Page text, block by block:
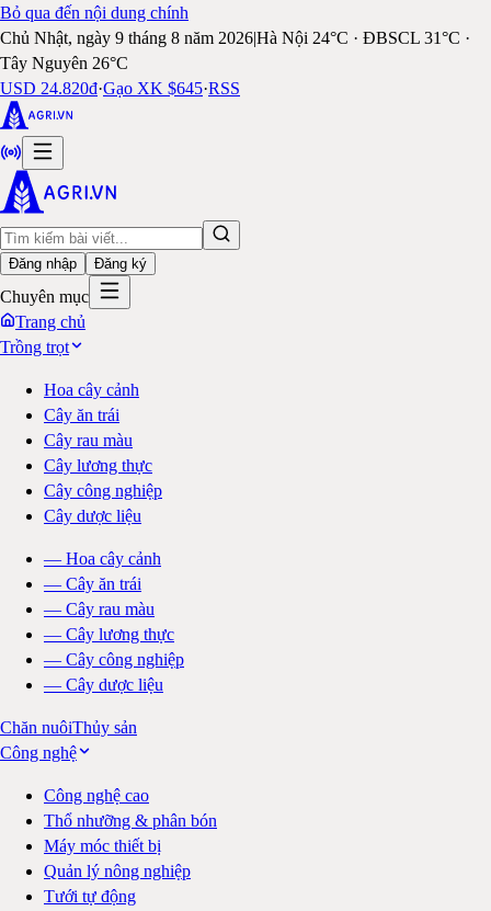
Bỏ qua đến nội dung chính
Chủ Nhật, ngày 9 tháng 8 năm 2026|Hà Nội 24°C · ĐBSCL 31°C ·
Tây Nguyên 26°C
USD 24.820đ·Gạo XK $645·RSS
Đăng nhập Đăng ký
Chuyên mục
Trang chủ
Trồng trọt
Hoa cây cảnh
Cây ăn trái
Cây rau màu
Cây lương thực
Cây công nghiệp
Cây dược liệu
— Hoa cây cảnh
— Cây ăn trái
— Cây rau màu
— Cây lương thực
— Cây công nghiệp
— Cây dược liệu
Chăn nuôiThủy sản
Công nghệ
Công nghệ cao
Thổ nhưỡng & phân bón
Máy móc thiết bị
Quản lý nông nghiệp
Tưới tự động